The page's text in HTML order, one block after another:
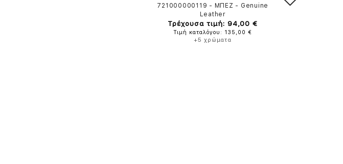
721000000119 - ΜΠΕΖ - Genuine
Leather
Τρέχουσα τιμή: 94,00 €
Τιμή καταλόγου: 135,00 €
+5 χρώματα